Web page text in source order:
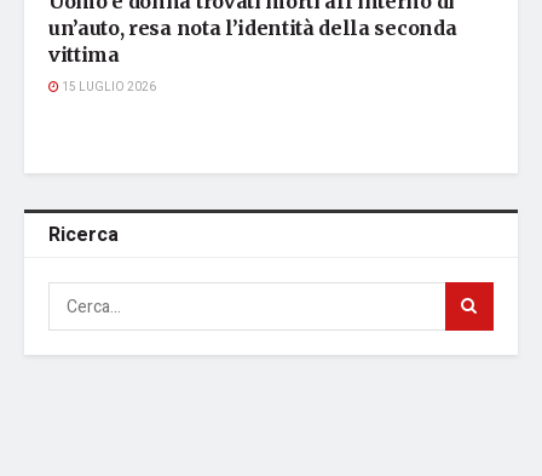
un’auto, resa nota l’identità della seconda
vittima
15 LUGLIO 2026
Ricerca